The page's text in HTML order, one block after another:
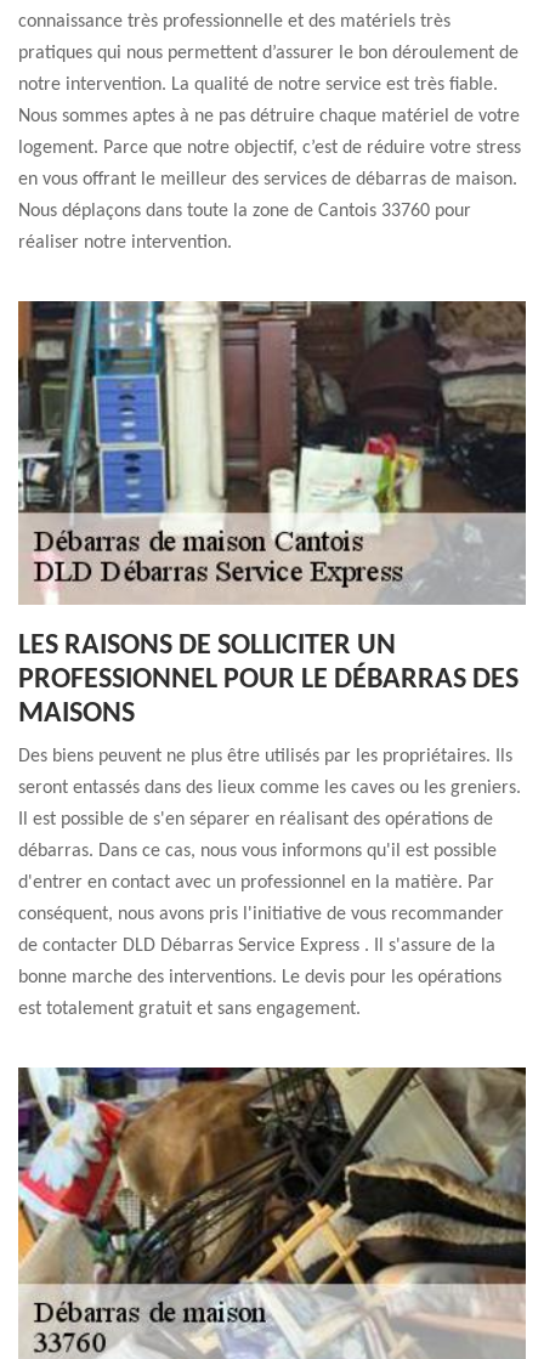
connaissance très professionnelle et des matériels très
pratiques qui nous permettent d’assurer le bon déroulement de
notre intervention. La qualité de notre service est très fiable.
Nous sommes aptes à ne pas détruire chaque matériel de votre
logement. Parce que notre objectif, c’est de réduire votre stress
en vous offrant le meilleur des services de débarras de maison.
Nous déplaçons dans toute la zone de Cantois 33760 pour
réaliser notre intervention.
LES RAISONS DE SOLLICITER UN
PROFESSIONNEL POUR LE DÉBARRAS DES
MAISONS
Des biens peuvent ne plus être utilisés par les propriétaires. Ils
seront entassés dans des lieux comme les caves ou les greniers.
Il est possible de s'en séparer en réalisant des opérations de
débarras. Dans ce cas, nous vous informons qu'il est possible
d'entrer en contact avec un professionnel en la matière. Par
conséquent, nous avons pris l'initiative de vous recommander
de contacter DLD Débarras Service Express . Il s'assure de la
bonne marche des interventions. Le devis pour les opérations
est totalement gratuit et sans engagement.